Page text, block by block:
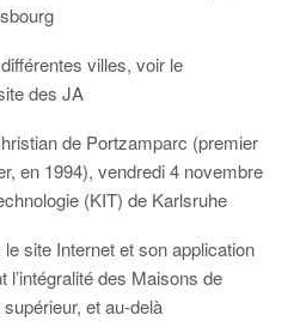
villes, voir le
des JA
de Portzamparc (premier
en 1994), vendredi 4 novembre
(KIT) de Karlsruhe
site Internet et son application
des Maisons de
et au-delà